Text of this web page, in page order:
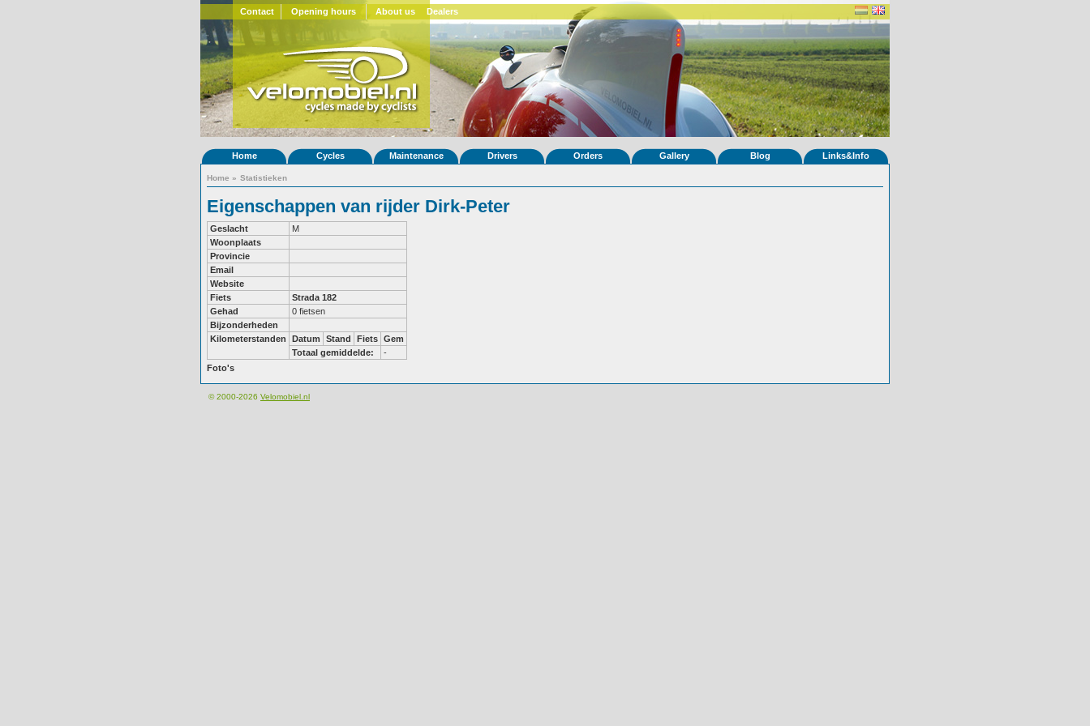
Contact Opening hours About us Dealers
Home Cycles Maintenance Drivers Orders Gallery Blog Links&Info
Home » Statistieken
Eigenschappen van rijder Dirk-Peter
Geslacht
M
Woonplaats
Provincie
Email
Website
Fiets
Strada 182
Gehad
0 fietsen
Bijzonderheden
Kilometerstanden
Datum Stand Fiets Gem
Totaal gemiddelde:
-
Foto's
© 2000-2026 Velomobiel.nl